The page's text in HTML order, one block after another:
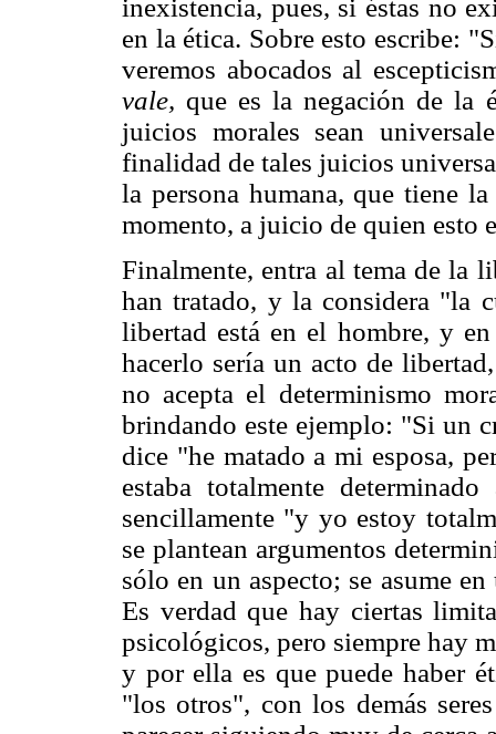
inexistencia, pues, si éstas no
en la ética. Sobre esto escribe:
veremos abocados al
vale, que es la negación de la
juicios morales sean
finalidad de tales juicios
la persona humana, que tiene
momento, a juicio de quien esto
Finalmente, entra al tema de la
han tratado, y la considera "la
libertad está en el hombre, y
hacerlo sería un acto de
no acepta el determinismo
brindando este ejemplo: "Si un
dice "he matado a mi esposa,
estaba totalmente
sencillamente "y yo estoy
se plantean argumentos
sólo en un aspecto; se asume
Es verdad que hay ciertas
psicológicos, pero siempre hay
y por ella es que puede haber
"los otros", con los demás